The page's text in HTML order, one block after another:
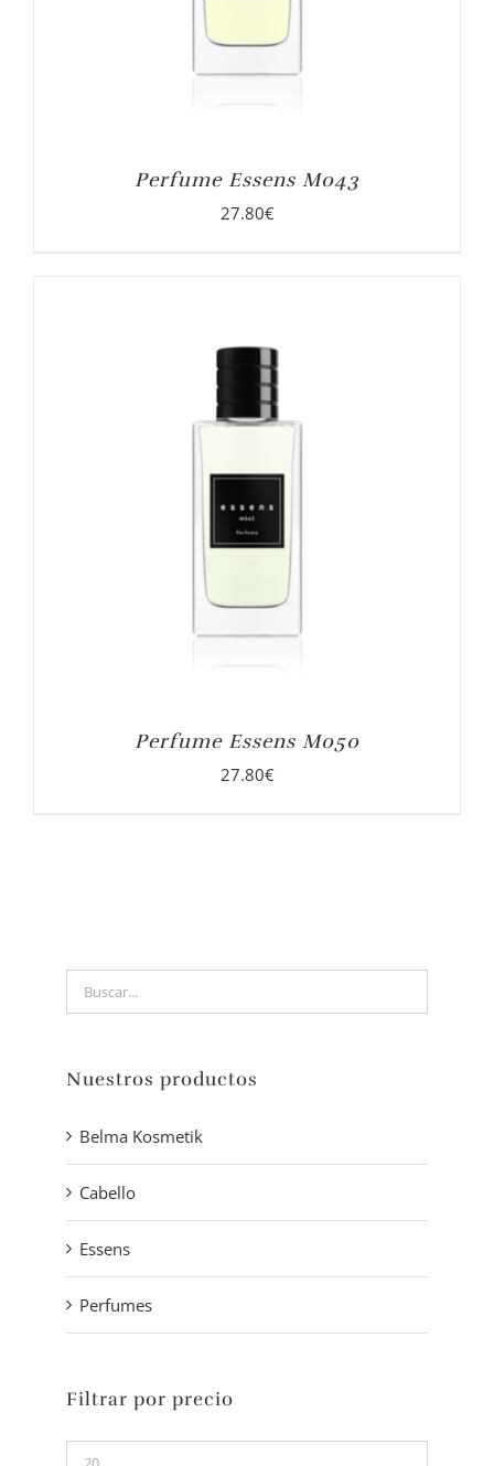
Perfume Essens M043
27.80€
Perfume Essens M050
27.80€
Nuestros productos
Belma Kosmetik
Cabello
Essens
Perfumes
Filtrar por precio
Precio